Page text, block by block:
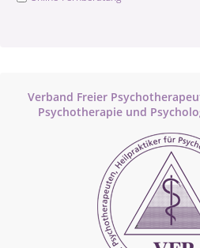
Verband Freier
Psychotherapie und